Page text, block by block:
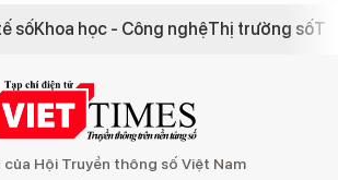
sốKhoa học - Công nghệThị trường số
của Hội Truyền thông số Việt Nam